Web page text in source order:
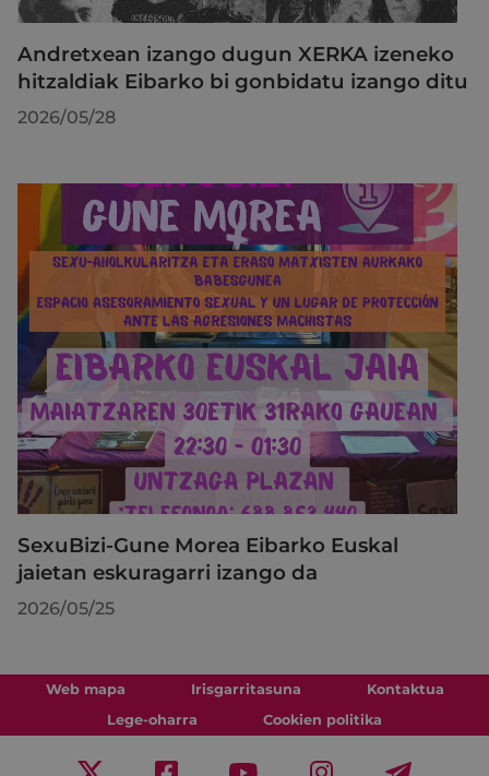
Andretxean izango dugun XERKA izeneko
hitzaldiak Eibarko bi gonbidatu izango ditu
2026/05/28
SexuBizi-Gune Morea Eibarko Euskal
jaietan eskuragarri izango da
2026/05/25
Web mapa Irisgarritasuna
Kontaktua
Lege-oharra
Cookien politika